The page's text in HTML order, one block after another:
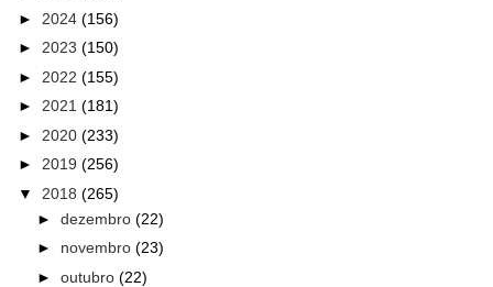
► 2024 (156)
► 2023 (150)
► 2022 (155)
► 2021 (181)
► 2020 (233)
► 2019 (256)
▼ 2018 (265)
► dezembro (22)
► novembro (23)
► outubro (22)